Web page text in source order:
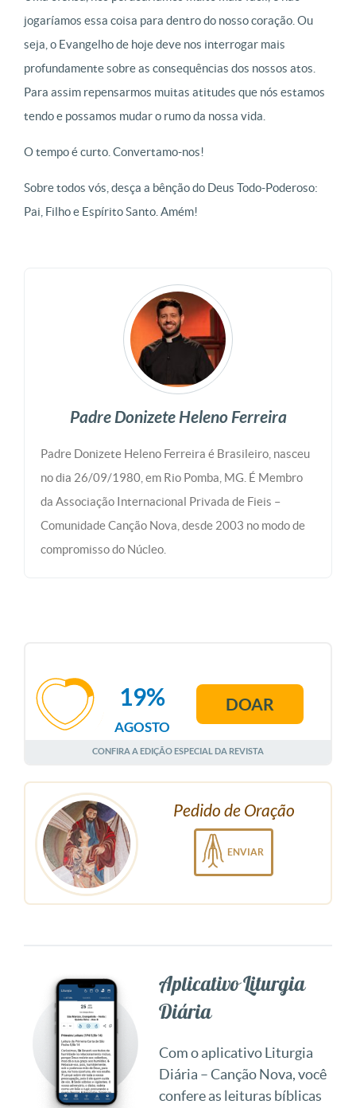
jogaríamos essa coisa para dentro do nosso coração. Ou
seja, o Evangelho de hoje deve nos interrogar mais
profundamente sobre as consequências dos nossos atos.
Para assim repensarmos muitas atitudes que nós estamos
tendo e possamos mudar o rumo da nossa vida.
O tempo é curto. Convertamo-nos!
Sobre todos vós, desça a bênção do Deus Todo-Poderoso:
Pai, Filho e Espírito Santo. Amém!
Padre Donizete Heleno Ferreira
Padre Donizete Heleno Ferreira é Brasileiro, nasceu
no dia 26/09/1980, em Rio Pomba, MG. É Membro
da Associação Internacional Privada de Fieis –
Comunidade Canção Nova, desde 2003 no modo de
compromisso do Núcleo.
AGOSTO
19% DOAR
CONFIRA A EDIÇÃO ESPECIAL DA REVISTA
Pedido de Oração
ENVIAR
Aplicativo Liturgia
Diária
Com o aplicativo Liturgia
Diária – Canção Nova, você
confere as leituras bíblicas